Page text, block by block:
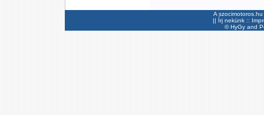
A
|| Írj nekünk ::
©HyGyand